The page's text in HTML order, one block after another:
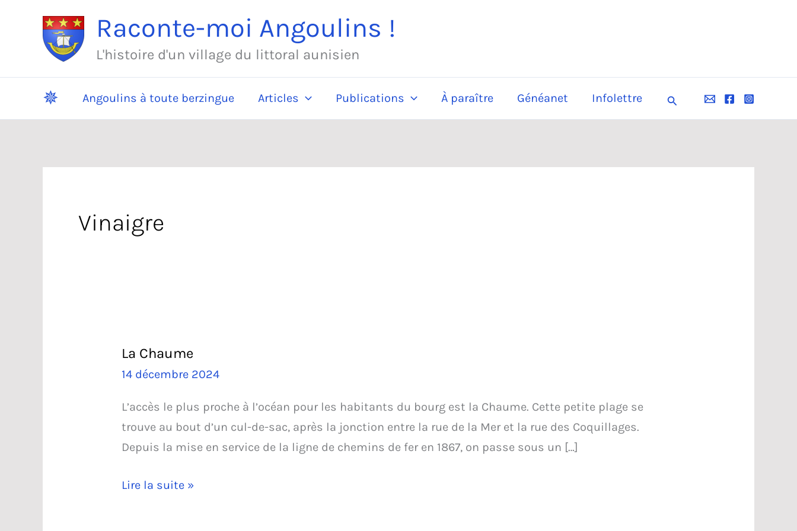
Raconte-moi Angoulins !
L'histoire d'un village du littoral aunisien
✵ Angoulins à toute berzingue Articles Publications À paraître Généanet Infolettre Rechercher
Vinaigre
La Chaume
14 décembre 2024
L’accès le plus proche à l’océan pour les habitants du bourg est la Chaume. Cette petite plage se
trouve au bout d’un cul-de-sac, après la jonction entre la rue de la Mer et la rue des Coquillages.
Depuis la mise en service de la ligne de chemins de fer en 1867, on passe sous un […]
La
Lire la suite »